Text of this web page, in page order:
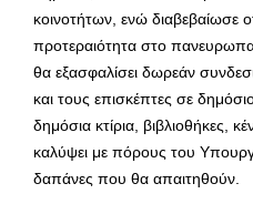
κοινοτήτων, ενώ διαβεβαίωσε
προτεραιότητα στο
θα εξασφαλίσει δωρεάν
και τους επισκέπτες σε
δημόσια κτίρια, βιβλιοθήκες,
καλύψει με πόρους του
δαπάνες που θα απαιτηθούν.